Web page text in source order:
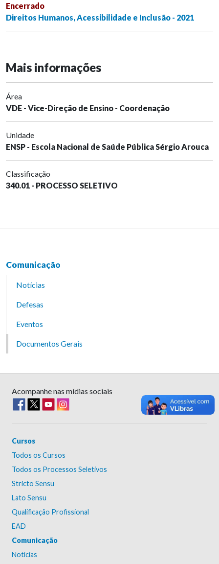
Encerrado
Direitos Humanos, Acessibilidade e Inclusão - 2021
Mais informações
Área
VDE - Vice-Direção de Ensino - Coordenação
Unidade
ENSP - Escola Nacional de Saúde Pública Sérgio Arouca
Classificação
340.01 - PROCESSO SELETIVO
Comunicação
Notícias
Defesas
Eventos
Documentos Gerais
Acompanhe nas mídias sociais
Cursos
Todos os Cursos
Todos os Processos Seletivos
Stricto Sensu
Lato Sensu
Qualificação Profissional
EAD
Comunicação
Notícias